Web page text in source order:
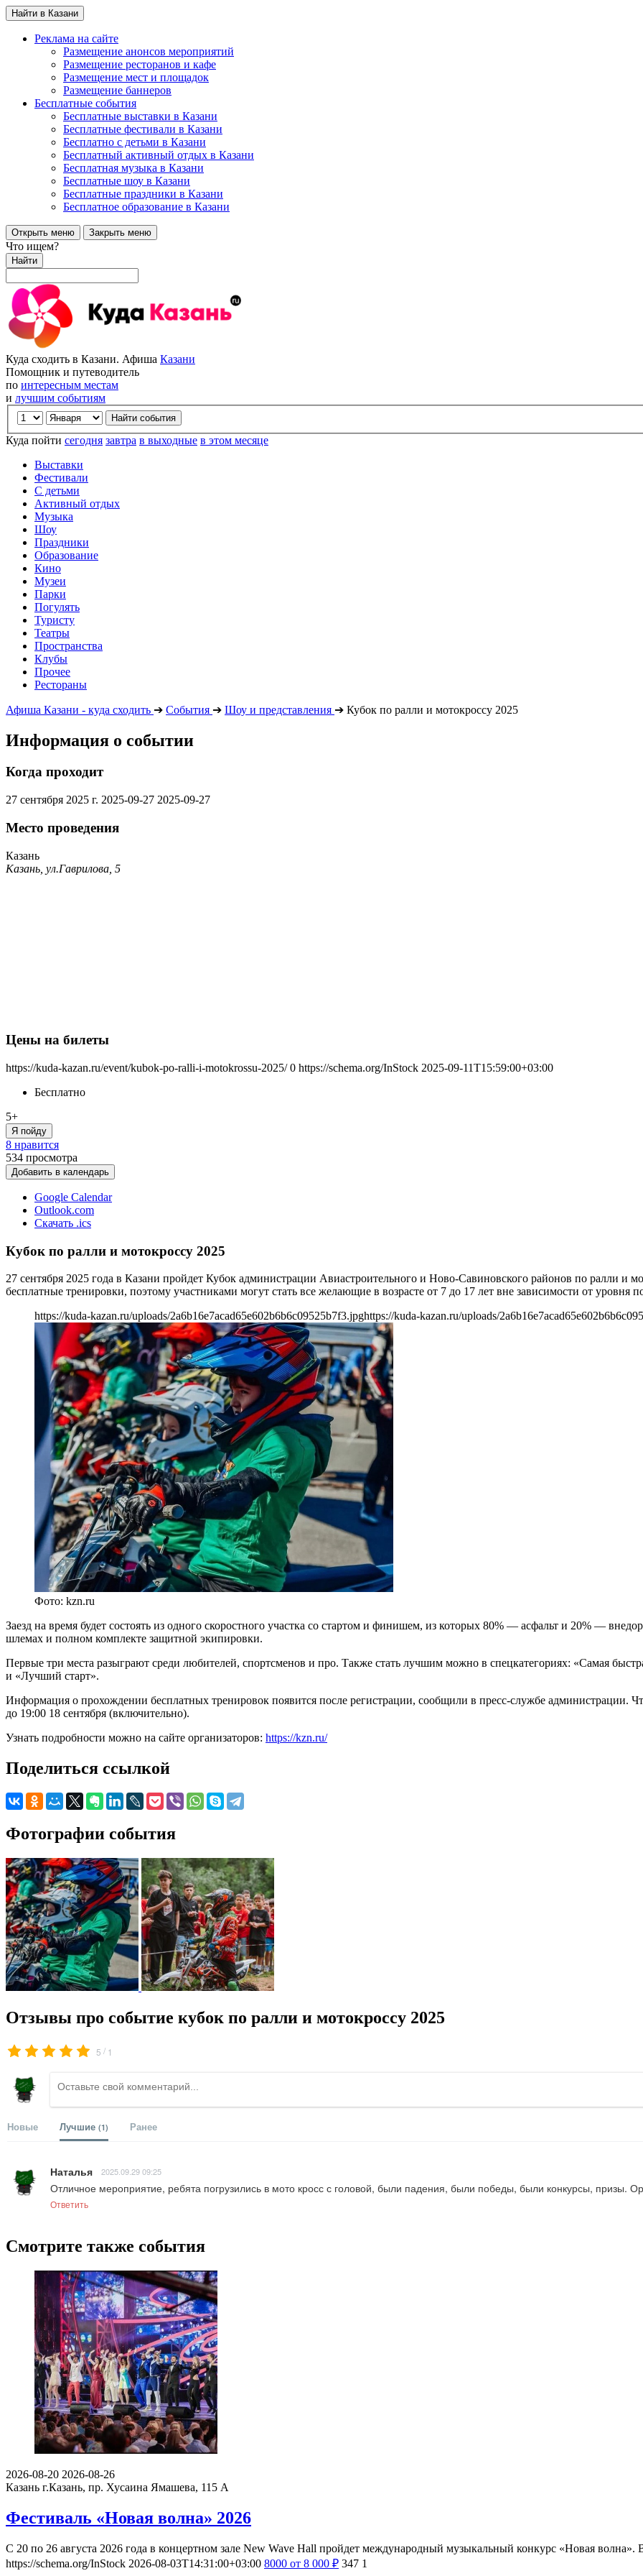
Найти в Казани
Реклама на сайте
Размещение анонсов мероприятий
Размещение ресторанов и кафе
Размещение мест и площадок
Размещение баннеров
Бесплатные события
Бесплатные выставки в Казани
Бесплатные фестивали в Казани
Бесплатно с детьми в Казани
Бесплатный активный отдых в Казани
Бесплатная музыка в Казани
Бесплатные шоу в Казани
Бесплатные праздники в Казани
Бесплатное образование в Казани
Открыть меню Закрыть меню
Что ищем?
Найти
Куда сходить в Казани. Афиша Казани
Помощник и путеводитель
по интересным местам
и лучшим событиям
Куда пойти сегодня завтра в выходные в этом месяце
Выставки
Фестивали
С детьми
Активный отдых
Музыка
Шоу
Праздники
Образование
Кино
Музеи
Парки
Погулять
Туристу
Театры
Пространства
Клубы
Прочее
Рестораны
Афиша Казани - куда сходить ➔ События ➔ Шоу и представления ➔ Кубок по ралли и мотокроссу 2025
Информация о событии
Когда проходит
27 сентября 2025 г. 2025-09-27 2025-09-27
Место проведения
Казань
Казань, ул.Гаврилова, 5
Цены на билеты
https://kuda-kazan.ru/event/kubok-po-ralli-i-motokrossu-2025/ 0 https://schema.org/InStock 2025-09-11T15:59:00+03:00
Бесплатно
5+
Я пойду
8 нравится
534 просмотра
Добавить в календарь
Google Calendar
Outlook.com
Скачать .ics
Кубок по ралли и мотокроссу 2025
27 сентября 2025 года в Казани пройдет Кубок администрации Авиастроительного и Ново-Савиновского районов по ралли и
бесплатные тренировки, поэтому участниками могут стать все желающие в возрасте от 7 до 17 лет вне зависимости от уровня
https://kuda-kazan.ru/uploads/2a6b16e7acad65e602b6b6c09525b7f3.jpghttps://kuda-kazan.ru/uploads/
Фото: kzn.ru
Заезд на время будет состоять из одного скоростного участка со стартом и финишем, из которых 80% — асфальт и 20% —
шлемах и полном комплекте защитной экипировки.
Первые три места разыграют среди любителей, спортсменов и про. Также стать лучшим можно в спецкатегориях: «Самая
и «Лучший старт».
Информация о прохождении бесплатных тренировок появится после регистрации, сообщили в пресс-службе администрации.
до 19:00 18 сентября (включительно).
Узнать подробности можно на сайте организаторов: https://kzn.ru/
Поделиться ссылкой
Фотографии события
Отзывы про событие кубок по ралли и мотокроссу 2025
5 / 1
Новые Лучшие (1) Ранее
Наталья 2025.09.29 09:25
Отличное мероприятие, ребята погрузились в мото кросс с головой, были падения, были победы, были конкурсы, призы.
Ответить
Смотрите также события
2026-08-20 2026-08-26
Казань г.Казань, пр. Хусаина Ямашева, 115 A
Фестиваль «Новая волна» 2026
С 20 по 26 августа 2026 года в концертном зале New Wave Hall пройдет международный музыкальный конкурс «Новая волна».
https://schema.org/InStock 2026-08-03T14:31:00+03:00 8000 от 8 000 ₽ 347 1